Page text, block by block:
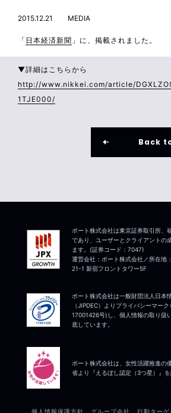
2015.12.21 MEDIA
「 日本経済新聞 」に、掲載されました。
▼詳細はこちらから
http://www.nikkei.com/article/
1TJE000/
Back
ポート株式会社は一般財団法人日本
（JIPDEC）よりプライバシーマー
17001426号)し、個人情報の取り扱
底しています。
ポート株式会社は東京証券取引所、
であり、ユーザーとクライアントの
ます。(証券コード：7047)
運営会社：ポート株式会社／所在地
21-1 新宿フロントタワー5F
ポート株式会社は、女性活躍推進の
省より『えるぼし認定（3つ星）』を
個人情報保護方針 グループ会社 行動ター